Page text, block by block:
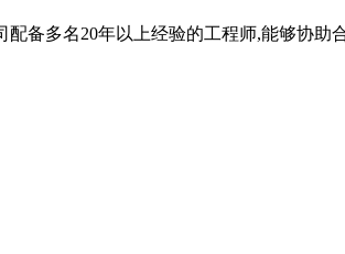
备多名20年以上经验的工程师,能够协助